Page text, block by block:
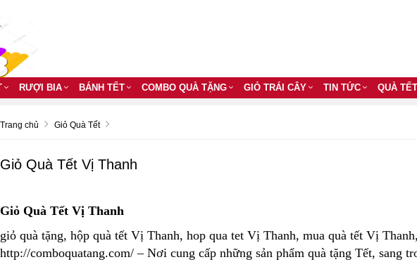
RƯỢI BIA BÁNH TẾT COMBO QUÀ TẶNG GIỎ TRÁI CÂY TIN TỨC QUÀ TẾT
Trang chủ Giỏ Quà Tết
Giỏ Quà Tết Vị Thanh
Giỏ Quà Tết Vị Thanh
giỏ quà tặng, hộp quà tết Vị Thanh, hop qua tet Vị Thanh, mua quà tết Vị
http://comboquatang.com/ – Nơi cung cấp những sản phẩm quà tặng Tết, sang